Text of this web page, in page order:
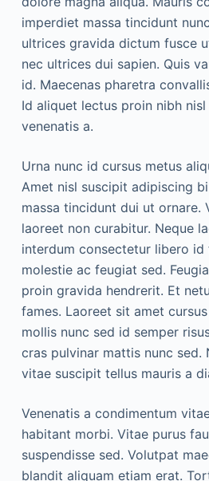
imperdiet massa tincidunt
ultrices gravida dictum fusce
nec ultrices dui sapien. Quis
id. Maecenas pharetra
Id aliquet lectus proin nibh
venenatis a.
Urna nunc id cursus metus
Amet nisl suscipit adipiscing
massa tincidunt dui ut ornare.
laoreet non curabitur. Neque
interdum consectetur libero id
molestie ac feugiat sed.
proin gravida hendrerit. Et
fames. Laoreet sit amet
mollis nunc sed id semper
cras pulvinar mattis nunc sed.
vitae suscipit tellus mauris a
Venenatis a condimentum
habitant morbi. Vitae purus
suspendisse sed. Volutpat
blandit aliquam etiam erat.